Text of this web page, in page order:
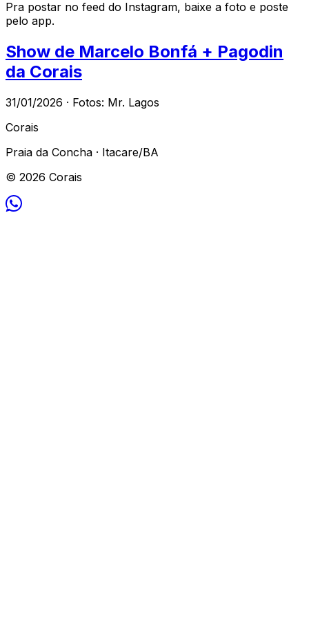
Pra postar no feed do Instagram, baixe a foto e poste
pelo app.
Show de Marcelo Bonfá + Pagodin
da Corais
31/01/2026 · Fotos: Mr. Lagos
Corais
Praia da Concha · Itacare/BA
© 2026 Corais